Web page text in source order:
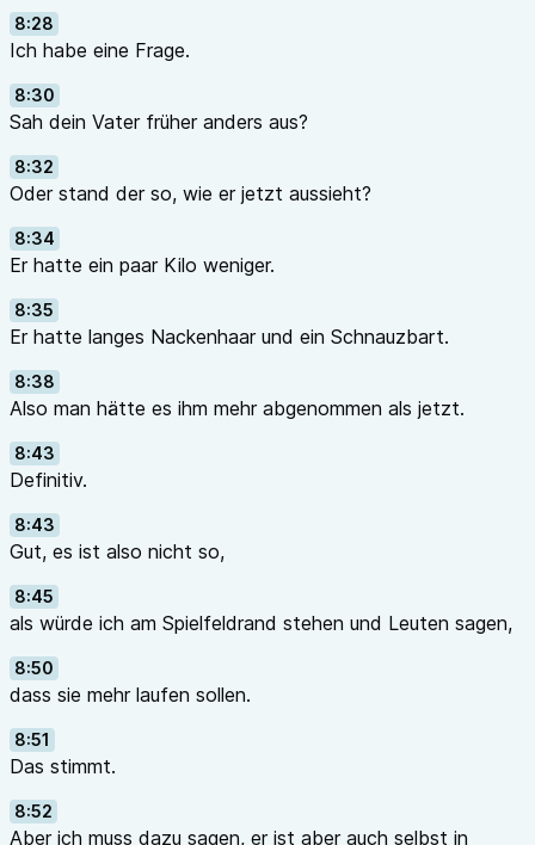
8:28
Ich habe eine Frage.
8:30
Sah dein Vater früher anders aus?
8:32
Oder stand der so, wie er jetzt aussieht?
8:34
Er hatte ein paar Kilo weniger.
8:35
Er hatte langes Nackenhaar und ein Schnauzbart.
8:38
Also man hätte es ihm mehr abgenommen als jetzt.
8:43
Definitiv.
8:43
Gut, es ist also nicht so,
8:45
als würde ich am Spielfeldrand stehen und Leuten sagen,
8:50
dass sie mehr laufen sollen.
8:51
Das stimmt.
8:52
Aber ich muss dazu sagen, er ist aber auch selbst in